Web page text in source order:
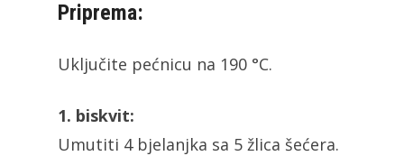
Priprema:
Uključite pećnicu na 190 °C.
1. biskvit:
Umutiti 4 bjelanjka sa 5 žlica šećera.